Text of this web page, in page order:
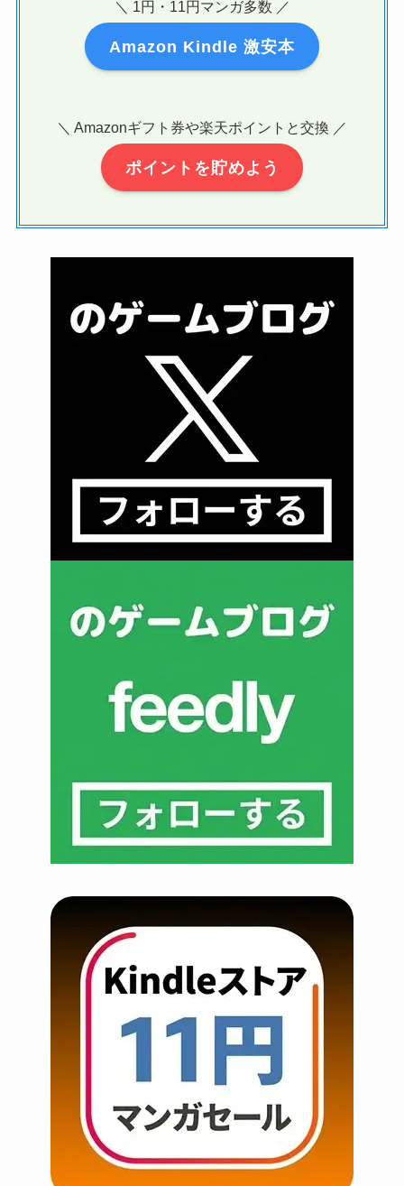
＼ 1円・11円マンガ多数 ／
Amazon Kindle 激安本
＼ Amazonギフト券や楽天ポイントと交換 ／
ポイントを貯めよう